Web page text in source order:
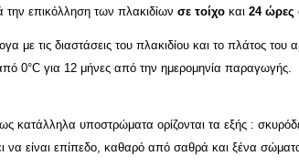
την επικόλληση των πλακιδίων σε τοίχο και 24 ώρες
με τις διαστάσεις του πλακιδίου και το πλάτος του
0°C για 12 μήνες από την ημερομηνία παραγωγής.
κατάλληλα υποστρώματα ορίζονται τα εξής :
είναι επίπεδο, καθαρό από σαθρά και ξένα